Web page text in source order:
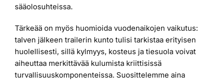
sääolosuhteissa.
Tärkeää on myös huomioida vuodenaikojen vaikutus:
talven jälkeen trailerin kunto tulisi tarkistaa erityisen
huolellisesti, sillä kylmyys, kosteus ja tiesuola voivat
aiheuttaa merkittävää kulumista kriittisissä
turvallisuuskomponenteissa. Suosittelemme aina